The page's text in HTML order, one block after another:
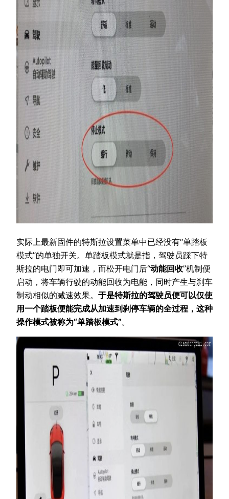
实际上最新固件的特斯拉设置菜单中已经没有“单踏板
模式”的单独开关。单踏板模式就是指，驾驶员踩下特
斯拉的电门即可加速，而松开电门后“动能回收”机制便
启动，将车辆行驶的动能回收为电能，同时产生与刹车
制动相似的减速效果。 于是特斯拉的驾驶员便可以仅使
用一个踏板便能完成从加速到刹停车辆的全过程，这种
操作模式被称为“单踏板模式”。